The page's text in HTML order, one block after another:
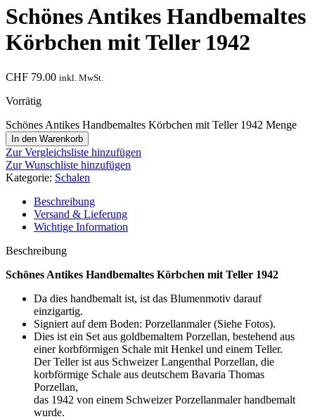
Schönes Antikes Handbemaltes
Körbchen mit Teller 1942
CHF 79.00 inkl. MwSt.
Vorrätig
Schönes Antikes Handbemaltes Körbchen mit Teller 1942 Menge
In den Warenkorb
Zur Vergleichsliste hinzufügen
Zur Wunschliste hinzufügen
Kategorie: Schalen
Beschreibung
Versand & Lieferung
Wichtige Information
Beschreibung
Schönes Antikes Handbemaltes Körbchen mit Teller 1942
Da dies handbemalt ist, ist das Blumenmotiv darauf
einzigartig.
Signiert auf dem Boden: Porzellanmaler (Siehe Fotos).
Dies ist ein Set aus goldbemaltem Porzellan, bestehend aus
einer korbförmigen Schale mit Henkel und einem Teller.
Der Teller ist aus Schweizer Langenthal Porzellan, die
korbförmige Schale aus deutschem Bavaria Thomas
Porzellan,
das 1942 von einem Schweizer Porzellanmaler handbemalt
wurde.